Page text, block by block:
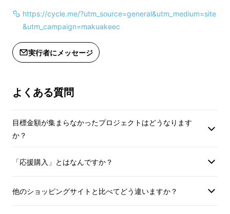
高く、これまで市販品ではほとんど採用されて
きませんでした。Cycle.me
品を届けたいという思いから、この食物繊維に
こだわって商品を開発しています。
Point2 持ち運びに便利なスティック
ンナーケアができるように。いまトレンドのコ
リーに仕上げました。カラダの内側からきれ
https://cycle.me/?utm_source=general&utm_medium=site
&utm_campaign=makuakeec
実行者にメッセージ
よくある質問
目標金額が集まらなかったプロジェクトはどうなります
か？
「応援購入」とはなんですか？
他のショッピングサイトと比べてどう違いますか？